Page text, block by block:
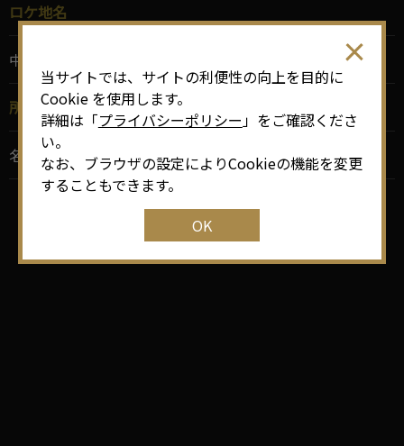
ロケ地名
中川運河
所在地
名古屋市中川区広川町
当サイトでは、サイトの利便性の向上を目的に
Cookie を使用します。
詳細は「プライバシーポリシー」をご確認くださ
い。
なお、ブラウザの設定によりCookieの機能を変更
することもできます。
OK